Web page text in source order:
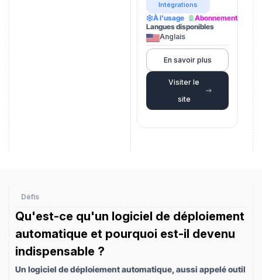
Intégrations
À l’usage
Abonnement
Langues disponibles
Anglais
En savoir plus
Visiter le
site
Défis
Qu'est-ce qu'un logiciel de déploiement
automatique et pourquoi est-il devenu
indispensable ?
Un logiciel de déploiement automatique, aussi appelé outil